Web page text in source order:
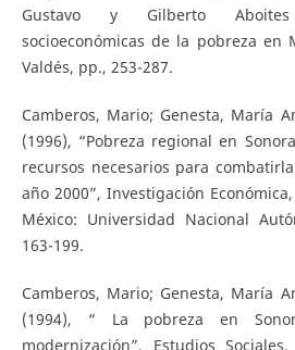
Gustavo y Gilberto
socioeconómicas de la pobreza en
Valdés, pp., 253-287.
Camberos, Mario; Genesta, María
(1996), “Pobreza regional en
recursos necesarios para
año 2000”, Investigación
México: Universidad Nacional
163-199.
Camberos, Mario; Genesta, María
(1994), “ La pobreza en
modernización”, Estudios